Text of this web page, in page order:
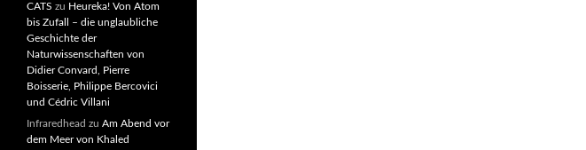
CATS zu Heureka! Von Atom
bis Zufall – die unglaubliche
Geschichte der
Naturwissenschaften von
Didier Convard, Pierre
Boisserie, Philippe Bercovici
und Cédric Villani
Infraredhead zu Am Abend vor
dem Meer von Khaled